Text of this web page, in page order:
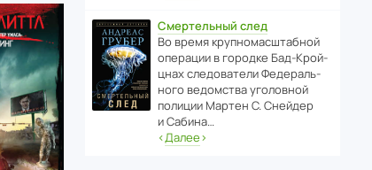
Смертельный след
Во время круп­но­мас­ш­та­бной
операции в городке Бад‑Крой­
цнах следо­ва­тели Феде­раль­
ного ведомства уголо­вной
полиции Мартен С. Снейдер
и Сабина…
‹Далее›